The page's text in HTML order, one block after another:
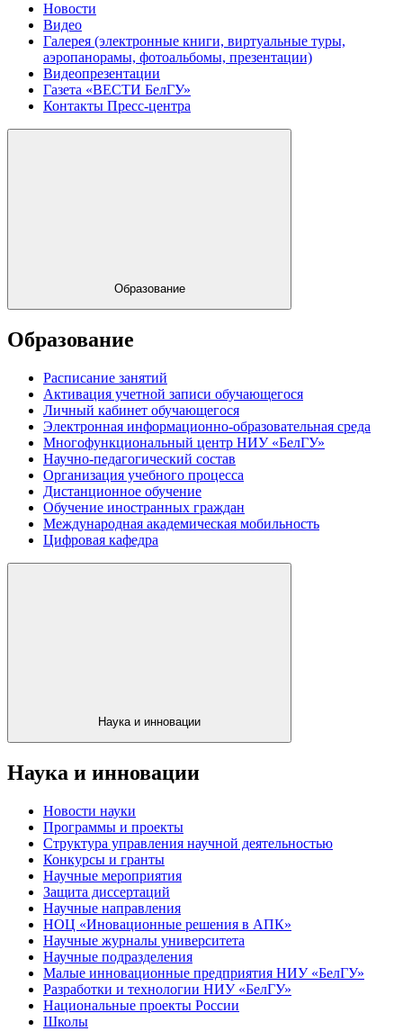
Новости
Видео
Галерея (электронные книги, виртуальные туры,
аэропанорамы, фотоальбомы, презентации)
Видеопрезентации
Газета «ВЕСТИ БелГУ»
Контакты Пресс-центра
Образование
Образование
Расписание занятий
Активация учетной записи обучающегося
Личный кабинет обучающегося
Электронная информационно-образовательная среда
Многофункциональный центр НИУ «БелГУ»
Научно-педагогический состав
Организация учебного процесса
Дистанционное обучение
Обучение иностранных граждан
Международная академическая мобильность
Цифровая кафедра
Наука и инновации
Наука и инновации
Новости науки
Программы и проекты
Структура управления научной деятельностью
Конкурсы и гранты
Научные мероприятия
Защита диссертаций
Научные направления
НОЦ «Иновационные решения в АПК»
Научные журналы университета
Научные подразделения
Малые инновационные предприятия НИУ «БелГУ»
Разработки и технологии НИУ «БелГУ»
Национальные проекты России
Школы